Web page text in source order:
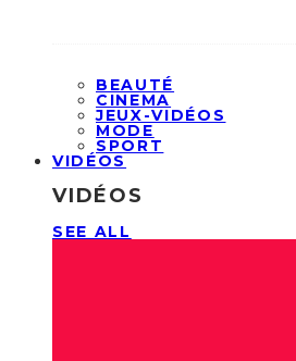
BEAUTÉ
CINEMA
JEUX-VIDÉOS
MODE
SPORT
VIDÉOS
VIDÉOS
SEE ALL